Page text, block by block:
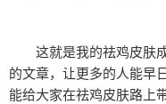
这就是我的祛鸡皮肤
的文章，让更多的人能早
能给大家在祛鸡皮肤路上